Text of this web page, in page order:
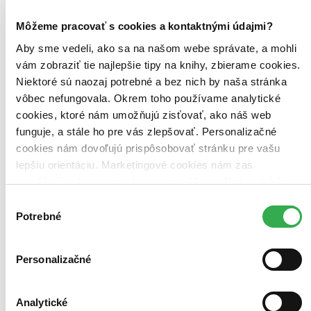
Môžeme pracovať s cookies a kontaktnými údajmi?
Aby sme vedeli, ako sa na našom webe správate, a mohli
vám zobraziť tie najlepšie tipy na knihy, zbierame cookies.
Niektoré sú naozaj potrebné a bez nich by naša stránka
vôbec nefungovala. Okrem toho používame analytické
cookies, ktoré nám umožňujú zisťovať, ako náš web
funguje, a stále ho pre vás zlepšovať. Personalizačné
cookies nám dovoľujú prispôsobovať stránku pre vašu
lepšiu orientáciu. Marketingové cookies nám zas
umožňujú zobrazenie relevantnej reklamy. Niektoré údaje
keby sme mohli používať všetky tieto cookies. Ďakujeme!
súhlasu
Potrebné
Personalizačné
Analytické